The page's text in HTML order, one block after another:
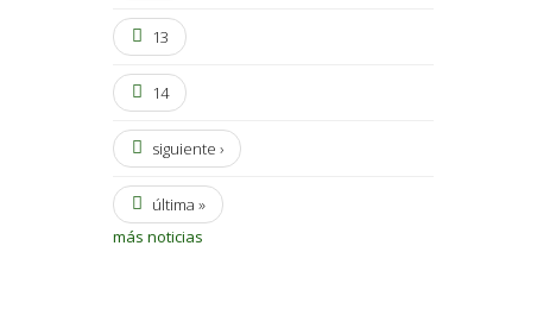
13
14
siguiente ›
última »
más noticias